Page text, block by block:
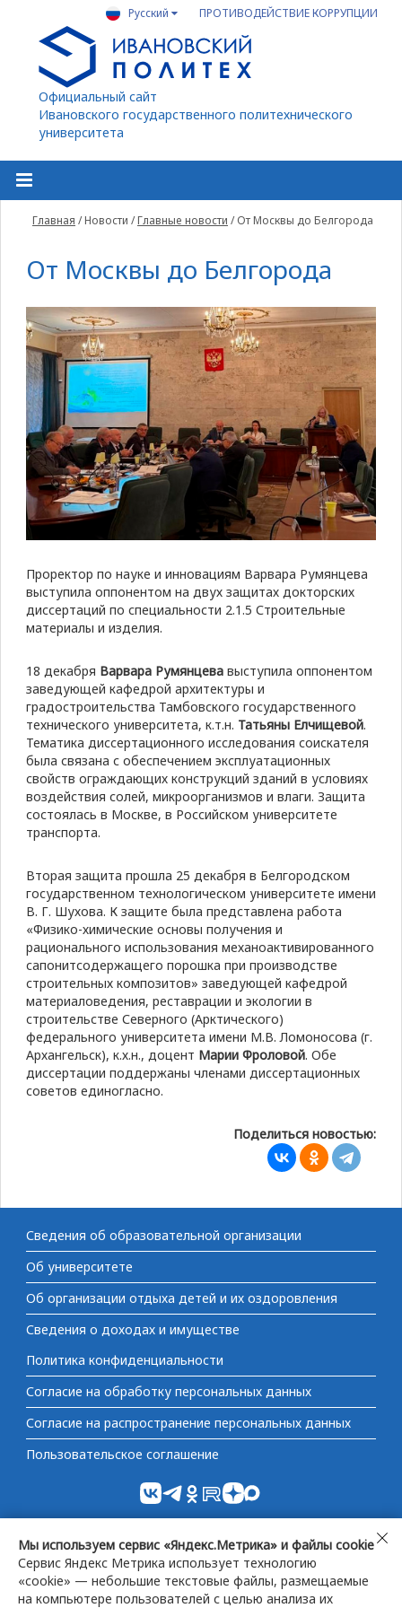
ПРОТИВОДЕЙСТВИЕ КОРРУПЦИИ
Русский
Официальный сайт
Ивановского государственного политехнического
университета
Главная /Новости /Главные новости /От Москвы до Белгорода
От Москвы до Белгорода
Проректор по науке и инновациям Варвара Румянцева
выступила оппонентом на двух защитах докторских
диссертаций по специальности 2.1.5 Строительные
материалы и изделия.
18 декабря Варвара Румянцева выступила оппонентом
заведующей кафедрой архитектуры и
градостроительства Тамбовского государственного
технического университета, к.т.н. Татьяны Елчищевой.
Тематика диссертационного исследования соискателя
была связана с обеспечением эксплуатационных
свойств ограждающих конструкций зданий в условиях
воздействия солей, микроорганизмов и влаги. Защита
состоялась в Москве, в Российском университете
транспорта.
Вторая защита прошла 25 декабря в Белгородском
государственном технологическом университете имени
В. Г. Шухова. К защите была представлена работа
«Физико-химические основы получения и
рационального использования механоактивированного
сапонитсодержащего порошка при производстве
строительных композитов» заведующей кафедрой
материаловедения, реставрации и экологии в
строительстве Северного (Арктического)
федерального университета имени М.В. Ломоносова (г.
Архангельск), к.х.н., доцент Марии Фроловой. Обе
диссертации поддержаны членами диссертационных
советов единогласно.
Поделиться новостью:
Сведения об образовательной организации
Об университете
Об организации отдыха детей и их оздоровления
Сведения о доходах и имуществе
Политика конфиденциальности
Согласие на обработку персональных данных
Согласие на распространение персональных данных
Пользовательское соглашение
Российской Федерации
Федеральная служба по надзору в сфере образования
Мы используем сервис «Яндекс.Метрика» и файлы cookie
Сервис Яндекс Метрика использует технологию
«cookie» — небольшие текстовые файлы, размещаемые
на компьютере пользователей с целью анализа их
Не